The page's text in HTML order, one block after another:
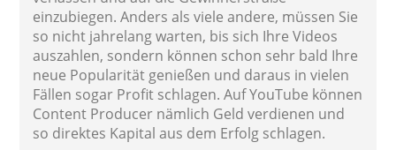
einzubiegen. Anders als viele andere, müssen Sie
so nicht jahrelang warten, bis sich Ihre Videos
auszahlen, sondern können schon sehr bald Ihre
neue Popularität genießen und daraus in vielen
Fällen sogar Profit schlagen. Auf YouTube können
Content Producer nämlich Geld verdienen und
so direktes Kapital aus dem Erfolg schlagen.